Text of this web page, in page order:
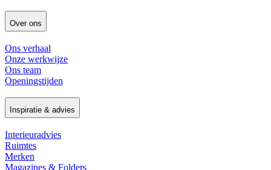
Over ons
Ons verhaal
Onze werkwijze
Ons team
Openingstijden
Inspiratie & advies
Interieuradvies
Ruimtes
Merken
Magazines & Folders